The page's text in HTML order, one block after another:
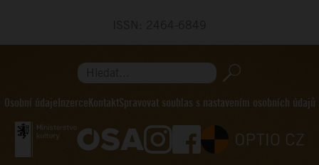
Hledat...
Osobní údajeInzerceKontaktSpravovat souhlas s nastavením osobních údajů